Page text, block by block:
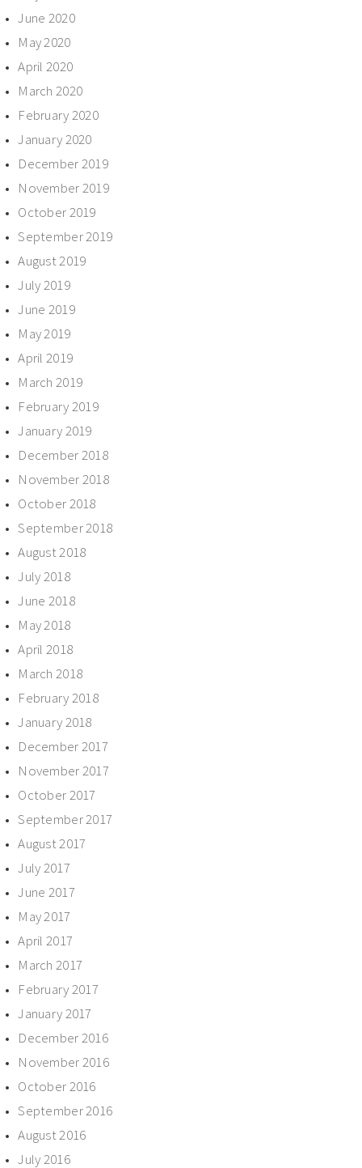
June 2020
May 2020
April 2020
March 2020
February 2020
January 2020
December 2019
November 2019
October 2019
September 2019
August 2019
July 2019
June 2019
May 2019
April 2019
March 2019
February 2019
January 2019
December 2018
November 2018
October 2018
September 2018
August 2018
July 2018
June 2018
May 2018
April 2018
March 2018
February 2018
January 2018
December 2017
November 2017
October 2017
September 2017
August 2017
July 2017
June 2017
May 2017
April 2017
March 2017
February 2017
January 2017
December 2016
November 2016
October 2016
September 2016
August 2016
July 2016